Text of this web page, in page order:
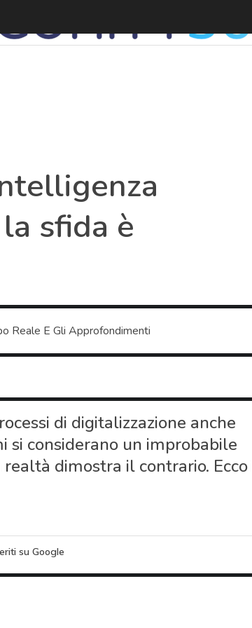
sfida è
Reale E Gli Approfondimenti
di digitalizzazione anche
si considerano un improbabile
dimostra il contrario. Ecco
su Google